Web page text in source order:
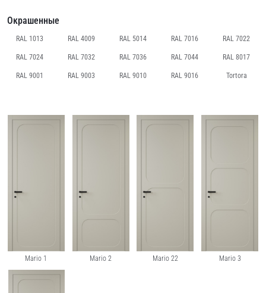
Окрашенные
RAL 1013 RAL 4009 RAL 5014 RAL 7016 RAL 7022
RAL 7024 RAL 7032 RAL 7036 RAL 7044 RAL 8017
RAL 9001 RAL 9003 RAL 9010 RAL 9016 Tortora
Mario 1 Mario 2 Mario 22 Mario 3